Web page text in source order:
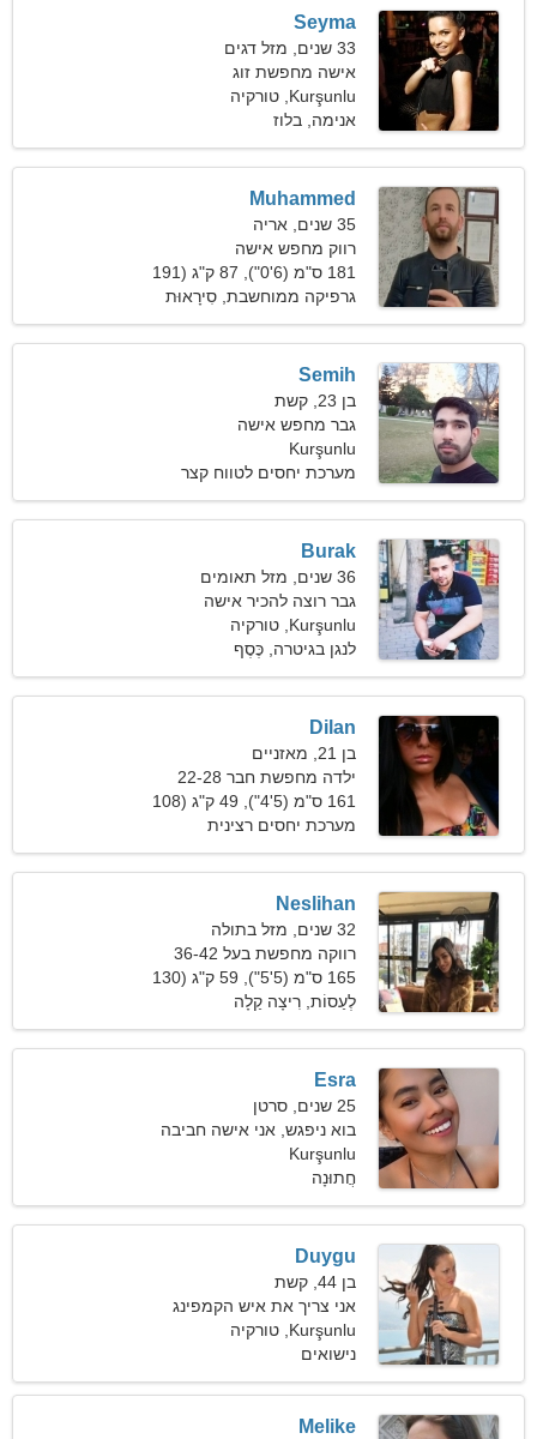
Seyma
33 שנים, מזל דגים
אישה מחפשת זוג
Kurşunlu, טורקיה
אנימה, בלוז
Muhammed
35 שנים, אריה
רווק מחפש אישה
181 ס"מ (6'0"), 87 ק"ג (191
פאונד)
גרפיקה ממוחשבת, סִירָאוּת
Semih
בן 23, קשת
גבר מחפש אישה
Kurşunlu
מערכת יחסים לטווח קצר
Burak
36 שנים, מזל תאומים
גבר רוצה להכיר אישה
Kurşunlu, טורקיה
לנגן בגיטרה, כֶּסֶף
Dilan
בן 21, מאזניים
ילדה מחפשת חבר 22-28
161 ס"מ (5'4"), 49 ק"ג (108
פאונד)
מערכת יחסים רצינית
Neslihan
32 שנים, מזל בתולה
רווקה מחפשת בעל 36-42
165 ס"מ (5'5"), 59 ק"ג (130
פאונד)
לְעַסוֹת, רִיצָה קַלָה
Esra
25 שנים, סרטן
בוא ניפגש, אני אישה חביבה
Kurşunlu
חֲתוּנָה
Duygu
בן 44, קשת
אני צריך את איש הקמפינג
המושלם
Kurşunlu, טורקיה
נישואים
Melike